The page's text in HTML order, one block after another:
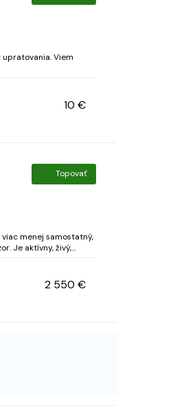
Viem
10 €
Topovať
menej samostatný,
2 550 €